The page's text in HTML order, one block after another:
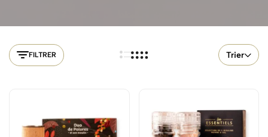
FILTRER Trier